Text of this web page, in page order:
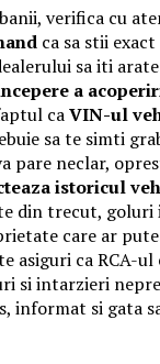
verifica cu
ca sa stii
sa iti
a
caVIN-ul
sa te simti
pare neclar,
istoricul
din trecut, goluri
care ar
asiguri ca RCA-
si intarzieri
informat si gata